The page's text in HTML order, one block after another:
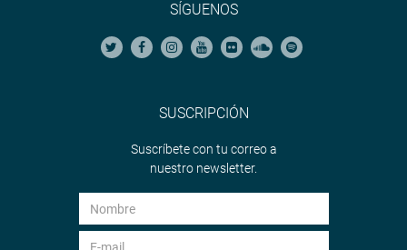
SÍGUENOS
SUSCRIPCIÓN
Suscríbete con tu correo a
nuestro newsletter.